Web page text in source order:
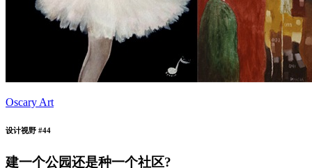
Oscary Art
设计视野 #44
建一个公园还是种一个社区?